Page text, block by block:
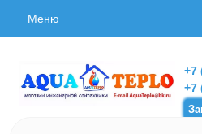
Меню
+7
+7